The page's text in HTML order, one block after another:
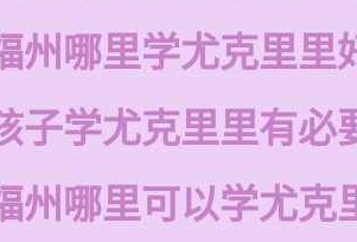
州哪里学尤克里里
子学尤克里里有必
州哪里可以学尤克